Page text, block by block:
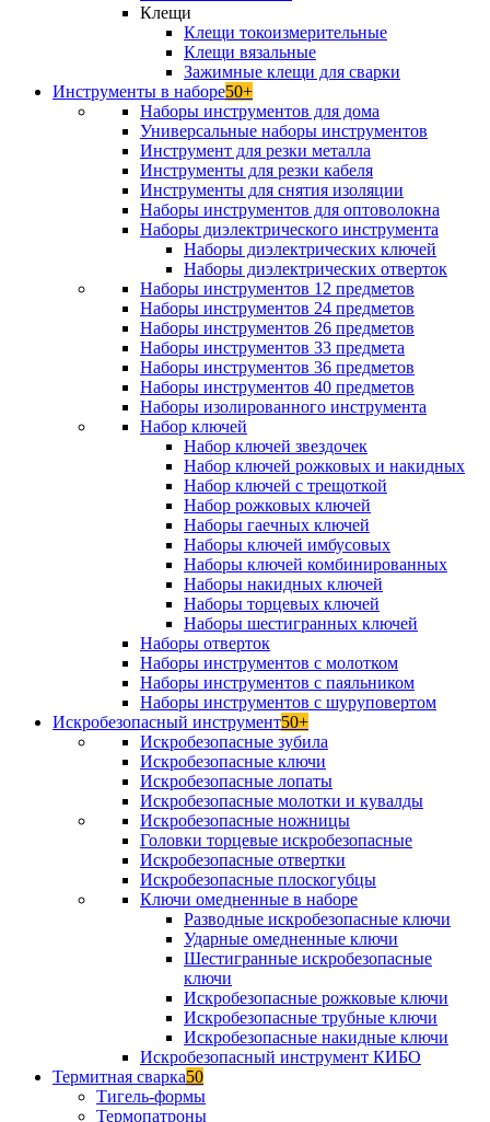
Клещи
Клещи токоизмерительные
Клещи вязальные
Зажимные клещи для сварки
Инструменты в наборе50+
Наборы инструментов для дома
Универсальные наборы инструментов
Инструмент для резки металла
Инструменты для резки кабеля
Инструменты для снятия изоляции
Наборы инструментов для оптоволокна
Наборы диэлектрического инструмента
Наборы диэлектрических ключей
Наборы диэлектрических отверток
Наборы инструментов 12 предметов
Наборы инструментов 24 предметов
Наборы инструментов 26 предметов
Наборы инструментов 33 предмета
Наборы инструментов 36 предметов
Наборы инструментов 40 предметов
Наборы изолированного инструмента
Набор ключей
Набор ключей звездочек
Набор ключей рожковых и накидных
Набор ключей с трещоткой
Набор рожковых ключей
Наборы гаечных ключей
Наборы ключей имбусовых
Наборы ключей комбинированных
Наборы накидных ключей
Наборы торцевых ключей
Наборы шестигранных ключей
Наборы отверток
Наборы инструментов с молотком
Наборы инструментов с паяльником
Наборы инструментов с шуруповертом
Искробезопасный инструмент50+
Искробезопасные зубила
Искробезопасные ключи
Искробезопасные лопаты
Искробезопасные молотки и кувалды
Искробезопасные ножницы
Головки торцевые искробезопасные
Искробезопасные отвертки
Искробезопасные плоскогубцы
Ключи омедненные в наборе
Разводные искробезопасные ключи
Ударные омедненные ключи
Шестигранные искробезопасные
ключи
Искробезопасные рожковые ключи
Искробезопасные трубные ключи
Искробезопасные накидные ключи
Искробезопасный инструмент КИБО
Термитная сварка50
Тигель-формы
Термопатроны